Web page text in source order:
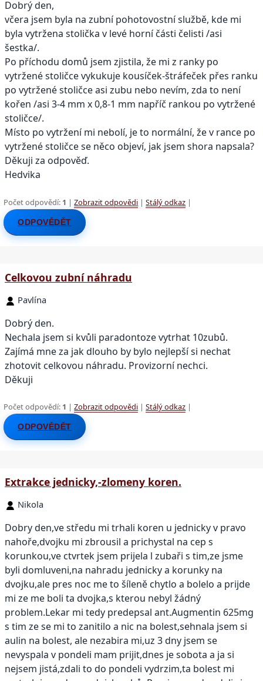
Dobrý den,
včera jsem byla na zubní pohotovostní službě, kde mi
byla vytržena stolička v levé horní části čelisti /asi
šestka/.
Po příchodu domů jsem zjistila, že mi z ranky po
vytržené stoličce vykukuje kousíček-štráfeček přes ranku
po vytržené stoličce asi zubu nebo nevím, zda to není
kořen /asi 3-4 mm x 0,8-1 mm napříč rankou po vytržené
stoličce/.
Místo po vytržení mi nebolí, je to normální, že v rance po
vytržené stoličce se něco objeví, jak jsem shora napsala?
Děkuji za odpověď.
Hedvika
Počet odpovědí: 1 |Zobrazit odpovědi |Stálý odkaz |
ODPOVĚDĚT
Celkovou zubní náhradu
Pavlína
Dobrý den.
Nechala jsem si kvůli paradontoze vytrhat 10zubů.
Zajímá mne za jak dlouho by bylo nejlepší si nechat
zhotovit celkovou náhradu. Provizorní nechci.
Děkuji
Počet odpovědí: 1 |Zobrazit odpovědi |Stálý odkaz |
ODPOVĚDĚT
Extrakce jednicky,-zlomeny koren.
Nikola
Dobry den,ve středu mi trhali koren u jednicky v pravo
nahoře,dvojku mi zbrousil a prichystal na cep s
korunkou,ve ctvrtek jsem prijela l zubaři s tim,ze jsme
byli domluveni,na nahradu jednicky a korunky na
dvojku,ale pres noc me to šíleně chytlo a bolelo a prijde
mi ze me boli ta dvojka,s kterou nebyl žádný
problem.Lekar mi tedy predepsal ant.Augmentin 625mg
s tim ze se mi to zanitilo a nic na bolest,sehnala jsem si
aulin na bolest, ale nezabira mi,uz 3 dny jsem se
nevyspala v pondeli mam prijit,dnes je sobota a ja si
nejsem jistá,zdali to do pondeli vydrzim,ta bolest mi